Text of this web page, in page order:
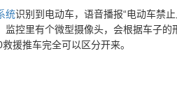
统识别到电动车，语音播报“电动车禁
控里有个微型摄像头，会根据车子的
援推车完全可以区分开来。